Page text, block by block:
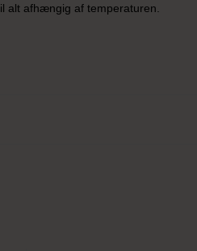
alt afhængig af temperaturen.